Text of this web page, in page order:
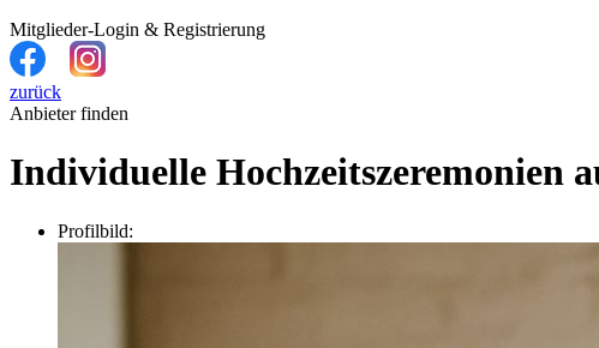
Mitglieder-Login & Registrierung
zurück
Anbieter finden
Individuelle Hochzeitszeremonien
Profilbild: